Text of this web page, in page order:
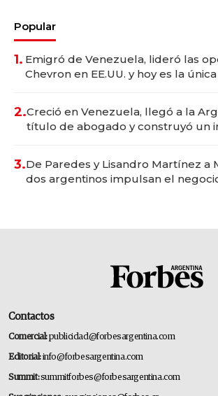
Popular
1. Emigró de Venezuela, lideró las
Chevron en EE.UU. y hoy es la
2.Creció en Venezuela, llegó a la
título de abogado y construyó un
3.De Paredes y Lisandro Martínez a
dos argentinos impulsan el
Contactos
Comercial:publicidad@forbesargentina.com
Editorial:info@forbesargentina.com
Summit:summitforbes@forbesargentina.com